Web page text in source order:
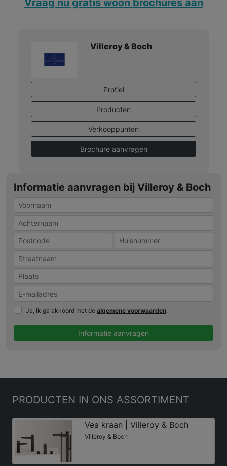
Villeroy & Boch
Profiel
Producten
Verkooppunten
Brochure aanvragen
Informatie aanvragen bij Villeroy & Boch
Ja, Ik ga akkoord met de algemene voorwaarden.
Informatie aanvragen
PRODUCTEN IN ONS ASSORTIMENT
Vea kraan | Villeroy & Boch
Villeroy & Boch